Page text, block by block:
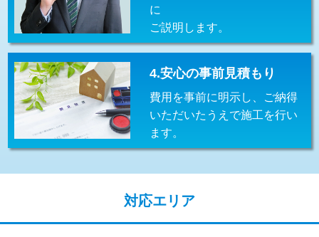
持込商品取付（混合水栓） 16,500円
持込商品取付（浄水器・分岐水栓） 16,500円
給水管工事※（ホール加工) 16,500円
給水管工事※（バンド止め) 3,300円
給水管工事※（支持金具設置)
業)
に
ご説明します。
4.安心の事前見積もり
費用を事前に明示し、ご納得
いただいたうえで施工を行い
ます。
対応エリア